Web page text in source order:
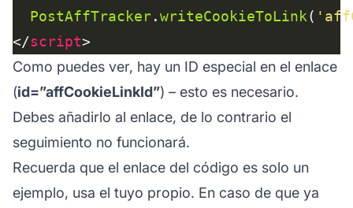
PostAffTracker.writeCookieToLink(
</script
Como puedes ver, hay un ID especial en el enlace
(id=”affCookieLinkId”) – esto es necesario.
Debes añadirlo al enlace, de lo contrario el
seguimiento no funcionará.
Recuerda que el enlace del código es solo un
ejemplo, usa el tuyo propio. En caso de que ya